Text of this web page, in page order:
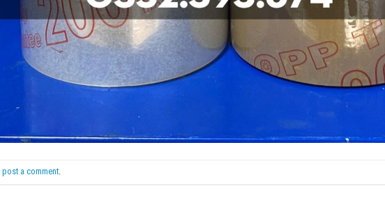
post a comment